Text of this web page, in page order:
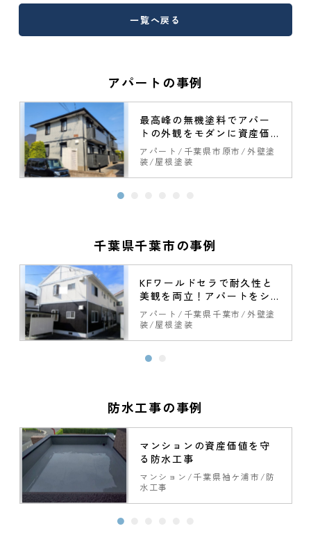
一覧へ戻る
アパートの事例
最高峰の無機塗料でアパー
トの外観をモダンに資産価
値を向上
アパート 千葉県市原市
外壁塗
装
屋根塗装
千葉県千葉市の事例
KFワールドセラで耐久性と
美観を両立！アパートをシ
ックなツートンに一新！
アパート 千葉県千葉市
外壁塗
装
屋根塗装
防水工事の事例
マンションの資産価値を守
る防水工事
マンション 千葉県袖ケ浦市
防
水工事